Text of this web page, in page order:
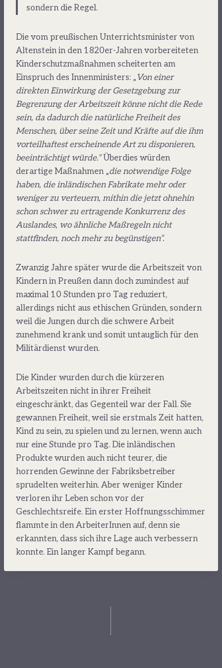
sondern die Regel.
Die vom preußischen Unterrichtsminister von
Altenstein in den 1820er-Jahren vorbereiteten
Kinderschutzmaßnahmen scheiterten am
Einspruch des Innenministers: „ Von einer
direkten Einwirkung der Gesetzgebung zur
Begrenzung der Arbeitszeit könne nicht die Rede
sein, da dadurch die natürliche Freiheit des
Menschen, über seine Zeit und Kräfte auf die ihm
vorteilhaftest erscheinende Art zu disponieren,
beeinträchtigt würde.“Überdies würden
derartige Maßnahmen „die notwendige Folge
haben, die inländischen Fabrikate mehr oder
weniger zu verteuern, mithin die jetzt ohnehin
schon schwer zu ertragende Konkurrenz des
Auslandes, wo ähnliche Maßregeln nicht
stattfinden, noch mehr zu begünstigen“.
Zwanzig Jahre später wurde die Arbeitszeit von
Kindern in Preußen dann doch zumindest auf
maximal 10 Stunden pro Tag reduziert,
allerdings nicht aus ethischen Gründen, sondern
weil die Jungen durch die schwere Arbeit
zunehmend krank und somit untauglich für den
Militärdienst wurden.
Die Kinder wurden durch die kürzeren
Arbeitszeiten nicht in ihrer Freiheit
eingeschränkt, das Gegenteil war der Fall. Sie
gewannen Freiheit, weil sie erstmals Zeit hatten,
Kind zu sein, zu spielen und zu lernen, wenn auch
nur eine Stunde pro Tag. Die inländischen
Produkte wurden auch nicht teurer, die
horrenden Gewinne der Fabriksbetreiber
sprudelten weiterhin. Aber weniger Kinder
verloren ihr Leben schon vor der
Geschlechtsreife. Ein erster Hoffnungsschimmer
flammte in den ArbeiterInnen auf, denn sie
erkannten, dass sich ihre Lage auch verbessern
konnte. Ein langer Kampf begann.